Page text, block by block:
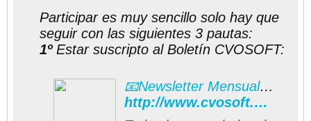
Participar es muy sencillo solo hay que
seguir con las siguientes 3 pautas:
1ºEstar suscripto al Boletín CVOSOFT:
📧Newsletter Mensual CVOSOFT
http://www.cvosoft.com/boletines/boletines_esap.php#formulario